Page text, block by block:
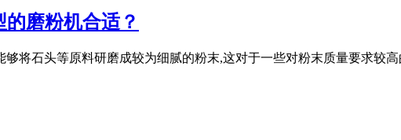
磨粉机合适？
将石头等原料研磨成较为细腻的粉末,这对于一些对粉末质量要求较